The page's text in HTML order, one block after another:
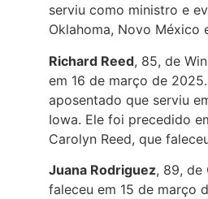
serviu como ministro e
Oklahoma, Novo México
Richard Reed, 85, de
em 16 de março de
aposentado que serviu
Iowa. Ele foi precedido
Carolyn Reed, que
Juana Rodriguez, 89, de
faleceu em 15 de março